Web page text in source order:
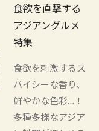
食欲を直撃する
アジアングルメ
特集
食欲を刺激するス
パイシーな香り、
鮮やかな色彩…！
多種多様なアジア